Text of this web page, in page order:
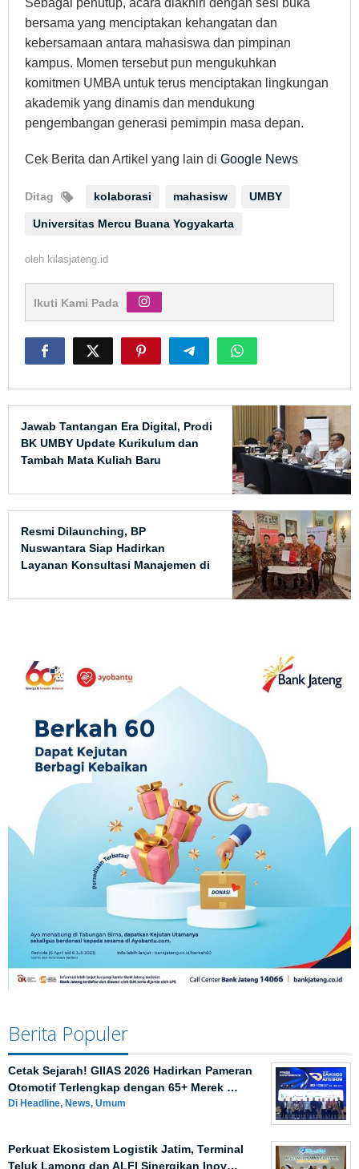
Sebagai penutup, acara diakhiri dengan sesi buka
bersama yang menciptakan kehangatan dan
kebersamaan antara mahasiswa dan pimpinan
kampus. Momen tersebut pun mengukuhkan
komitmen UMBA untuk terus menciptakan lingkungan
akademik yang dinamis dan mendukung
pengembangan generasi pemimpin masa depan.
Cek Berita dan Artikel yang lain di Google News
Ditag kolaborasi mahasisw UMBY
Universitas Mercu Buana Yogyakarta
oleh kilasjateng.id
Ikuti Kami Pada
Jawab Tantangan Era Digital, Prodi
BK UMBY Update Kurikulum dan
Tambah Mata Kuliah Baru
Resmi Dilaunching, BP
Nuswantara Siap Hadirkan
Layanan Konsultasi Manajemen di
Berita Populer
Cetak Sejarah! GIIAS 2026 Hadirkan Pameran
Otomotif Terlengkap dengan 65+ Merek …
Di Headline, News, Umum
Perkuat Ekosistem Logistik Jatim, Terminal
Teluk Lamong dan ALFI Sinergikan Inov…